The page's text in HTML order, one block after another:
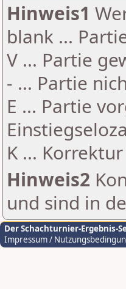
Hinweis1
blank ...
V ... Partie
- ... Partie
E ... Partie
K ...
Hinweis2
und sind in
Der Schachturnier-Ergebnis-
Impressum /